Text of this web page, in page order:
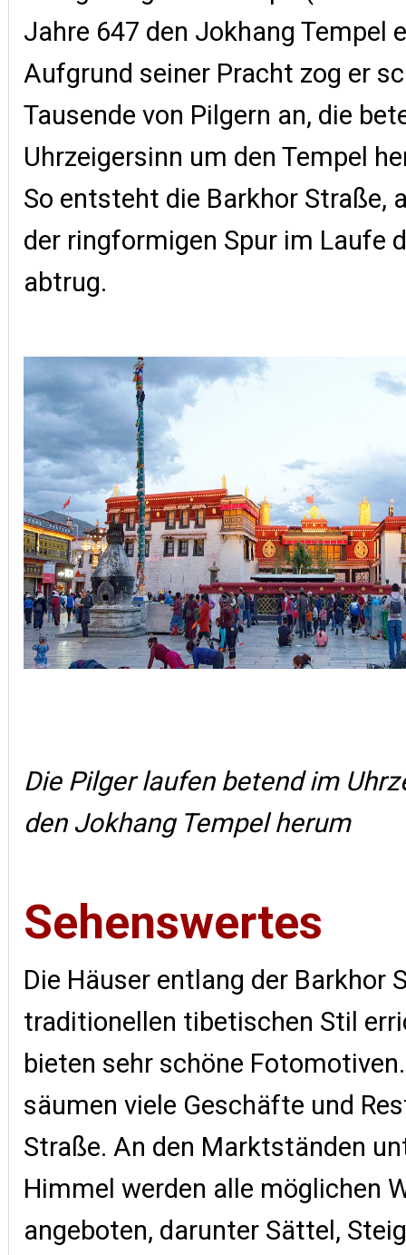
Jahre 647 den Jokhang Tempel
Aufgrund seiner Pracht zog er
Tausende von Pilgern an, die
Uhrzeigersinn um den Tempel
So entsteht die Barkhor Straße,
der ringformigen Spur im Laufe
abtrug.
Die Pilger laufen betend im
den Jokhang Tempel herum
Sehenswertes
Die Häuser entlang der Barkhor
traditionellen tibetischen Stil
bieten sehr schöne
säumen viele Geschäfte und
Straße. An den Marktständen
Himmel werden alle möglichen
angeboten, darunter Sättel,